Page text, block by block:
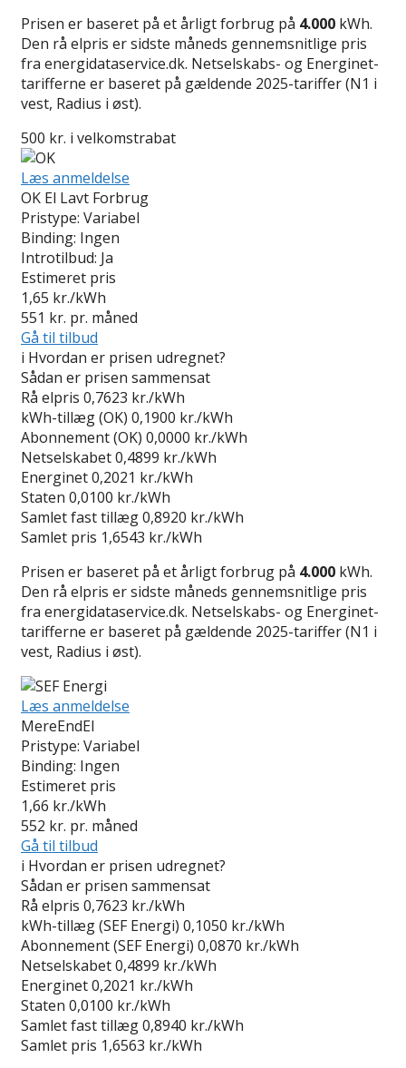
Prisen er baseret på et årligt forbrug på 4.000 kWh.
Den rå elpris er sidste måneds gennemsnitlige pris
fra energidataservice.dk. Netselskabs- og Energinet-
tarifferne er baseret på gældende 2025-tariffer (N1 i
vest, Radius i øst).
500 kr. i velkomstrabat
Læs anmeldelse
OK El Lavt Forbrug
Pristype: Variabel
Binding: Ingen
Introtilbud: Ja
Estimeret pris
1,65 kr./kWh
551 kr. pr. måned
Gå til tilbud
i Hvordan er prisen udregnet?
Sådan er prisen sammensat
Rå elpris 0,7623 kr./kWh
kWh-tillæg (OK) 0,1900 kr./kWh
Abonnement (OK) 0,0000 kr./kWh
Netselskabet0,4899 kr./kWh
Energinet0,2021 kr./kWh
Staten 0,0100 kr./kWh
Samlet fast tillæg0,8920 kr./kWh
Samlet pris 1,6543 kr./kWh
Prisen er baseret på et årligt forbrug på 4.000 kWh.
Den rå elpris er sidste måneds gennemsnitlige pris
fra energidataservice.dk. Netselskabs- og Energinet-
tarifferne er baseret på gældende 2025-tariffer (N1 i
vest, Radius i øst).
Læs anmeldelse
MereEndEl
Pristype: Variabel
Binding: Ingen
Estimeret pris
1,66 kr./kWh
552 kr. pr. måned
Gå til tilbud
i Hvordan er prisen udregnet?
Sådan er prisen sammensat
Rå elpris 0,7623 kr./kWh
kWh-tillæg (SEF Energi) 0,1050 kr./kWh
Abonnement (SEF Energi) 0,0870 kr./kWh
Netselskabet0,4899 kr./kWh
Energinet0,2021 kr./kWh
Staten 0,0100 kr./kWh
Samlet fast tillæg0,8940 kr./kWh
Samlet pris 1,6563 kr./kWh